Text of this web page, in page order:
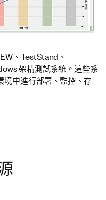
、TestStand、
架構測試系統。這些系
境中進行部署、監控、存